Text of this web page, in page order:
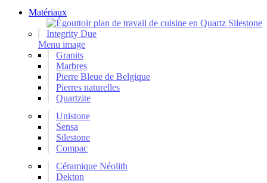
Matériaux
Menu image
Granits
Marbres
Pierre Bleue de Belgique
Pierres naturelles
Quartzite
Unistone
Sensa
Silestone
Compac
Céramique Néolith
Dekton